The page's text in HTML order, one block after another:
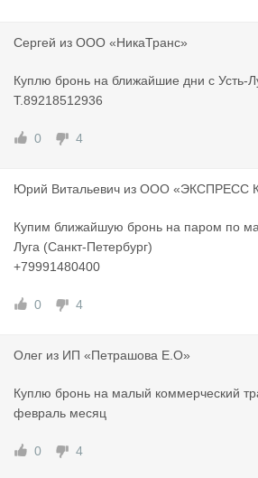
Сергей из ООО «НикаТранс»
Куплю бронь на ближайшие дни с Усть-
Т.89218512936
0 4
Юрий Витальевич из ООО «ЭКСПРЕСС
Купим ближайшую бронь на паром по
Луга (Санкт-Петербург)
+79991480400
0 4
Олег из ИП «Петрашова Е.О»
Куплю бронь на малый коммерческий
февраль месяц
0 4